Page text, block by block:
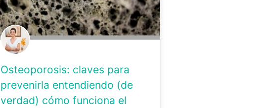
Osteoporosis: claves para
prevenirla entendiendo (de
verdad) cómo funciona el